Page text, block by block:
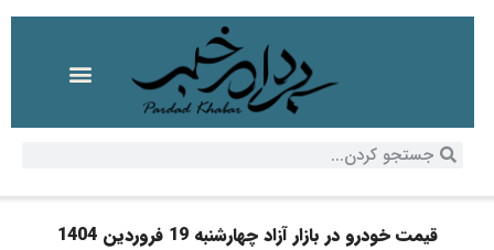
قیمت خودرو در بازار آزاد چهارشنبه 19 فروردین 1404